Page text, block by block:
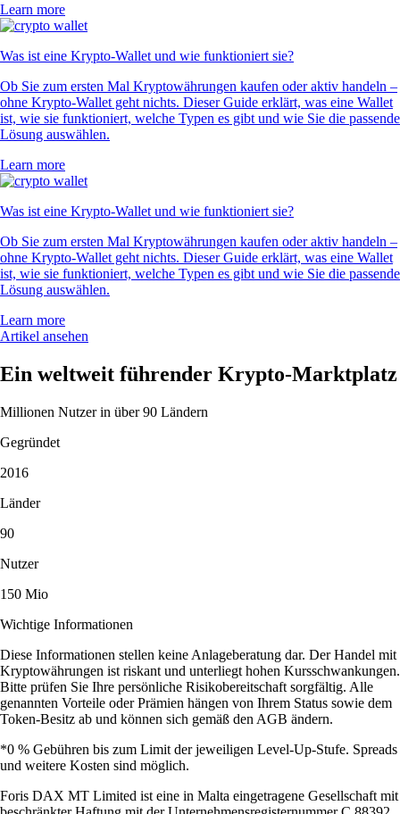
Learn more
Was ist eine Krypto-Wallet und wie funktioniert sie?
Ob Sie zum ersten Mal Kryptowährungen kaufen oder aktiv handeln –
ohne Krypto-Wallet geht nichts. Dieser Guide erklärt, was eine Wallet
ist, wie sie funktioniert, welche Typen es gibt und wie Sie die passende
Lösung auswählen.
Learn more
Was ist eine Krypto-Wallet und wie funktioniert sie?
Ob Sie zum ersten Mal Kryptowährungen kaufen oder aktiv handeln –
ohne Krypto-Wallet geht nichts. Dieser Guide erklärt, was eine Wallet
ist, wie sie funktioniert, welche Typen es gibt und wie Sie die passende
Lösung auswählen.
Learn more
Artikel ansehen
Ein weltweit führender Krypto-Marktplatz
Millionen Nutzer in über 90 Ländern
Gegründet
2016
Länder
90
Nutzer
150 Mio
Wichtige Informationen
Diese Informationen stellen keine Anlageberatung dar. Der Handel mit
Kryptowährungen ist riskant und unterliegt hohen Kursschwankungen.
Bitte prüfen Sie Ihre persönliche Risikobereitschaft sorgfältig. Alle
genannten Vorteile oder Prämien hängen von Ihrem Status sowie dem
Token-Besitz ab und können sich gemäß den AGB ändern.
*0 % Gebühren bis zum Limit der jeweiligen Level-Up-Stufe. Spreads
und weitere Kosten sind möglich.
Foris DAX MT Limited ist eine in Malta eingetragene Gesellschaft mit